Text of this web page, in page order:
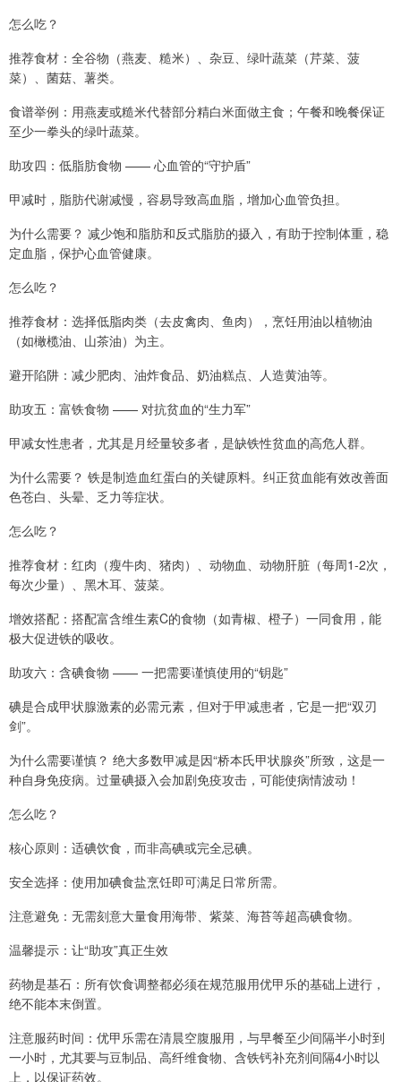
怎么吃？
推荐食材：全谷物（燕麦、糙米）、杂豆、绿叶蔬菜（芹菜、菠
菜）、菌菇、薯类。
食谱举例：用燕麦或糙米代替部分精白米面做主食；午餐和晚餐保证
至少一拳头的绿叶蔬菜。
助攻四：低脂肪食物 —— 心血管的“守护盾”
甲减时，脂肪代谢减慢，容易导致高血脂，增加心血管负担。
为什么需要？ 减少饱和脂肪和反式脂肪的摄入，有助于控制体重，稳
定血脂，保护心血管健康。
怎么吃？
推荐食材：选择低脂肉类（去皮禽肉、鱼肉），烹饪用油以植物油
（如橄榄油、山茶油）为主。
避开陷阱：减少肥肉、油炸食品、奶油糕点、人造黄油等。
助攻五：富铁食物 —— 对抗贫血的“生力军”
甲减女性患者，尤其是月经量较多者，是缺铁性贫血的高危人群。
为什么需要？ 铁是制造血红蛋白的关键原料。纠正贫血能有效改善面
色苍白、头晕、乏力等症状。
怎么吃？
推荐食材：红肉（瘦牛肉、猪肉）、动物血、动物肝脏（每周1-2次，
每次少量）、黑木耳、菠菜。
增效搭配：搭配富含维生素C的食物（如青椒、橙子）一同食用，能
极大促进铁的吸收。
助攻六：含碘食物 —— 一把需要谨慎使用的“钥匙”
碘是合成甲状腺激素的必需元素，但对于甲减患者，它是一把“双刃
剑”。
为什么需要谨慎？ 绝大多数甲减是因“桥本氏甲状腺炎”所致，这是一
种自身免疫病。过量碘摄入会加剧免疫攻击，可能使病情波动！
怎么吃？
核心原则：适碘饮食，而非高碘或完全忌碘。
安全选择：使用加碘食盐烹饪即可满足日常所需。
注意避免：无需刻意大量食用海带、紫菜、海苔等超高碘食物。
温馨提示：让“助攻”真正生效
药物是基石：所有饮食调整都必须在规范服用优甲乐的基础上进行，
绝不能本末倒置。
注意服药时间：优甲乐需在清晨空腹服用，与早餐至少间隔半小时到
一小时，尤其要与豆制品、高纤维食物、含铁钙补充剂间隔4小时以
上，以保证药效。